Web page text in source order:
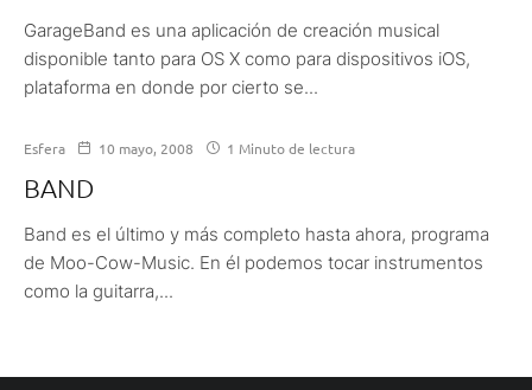
GarageBand es una aplicación de creación musical
disponible tanto para OS X como para dispositivos iOS,
plataforma en donde por cierto se...
Esfera 10 mayo, 2008 1 Minuto de lectura
BAND
Band es el último y más completo hasta ahora, programa
de Moo-Cow-Music. En él podemos tocar instrumentos
como la guitarra,...